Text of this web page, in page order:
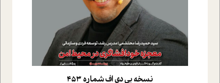
نسخه پي دي اف شماره 453